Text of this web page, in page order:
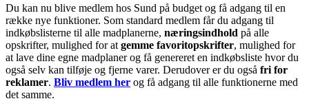
Du kan nu blive medlem hos Sund på budget og få adgang til en
række nye funktioner. Som standard medlem får du adgang til
indkøbslisterne til alle madplanerne, næringsindhold på alle
opskrifter, mulighed for at gemme favoritopskrifter, mulighed for
at lave dine egne madplaner og få genereret en indkøbsliste hvor du
også selv kan tilføje og fjerne varer. Derudover er du også fri for
reklamer. Bliv medlem her og få adgang til alle funktionerne med
det samme.